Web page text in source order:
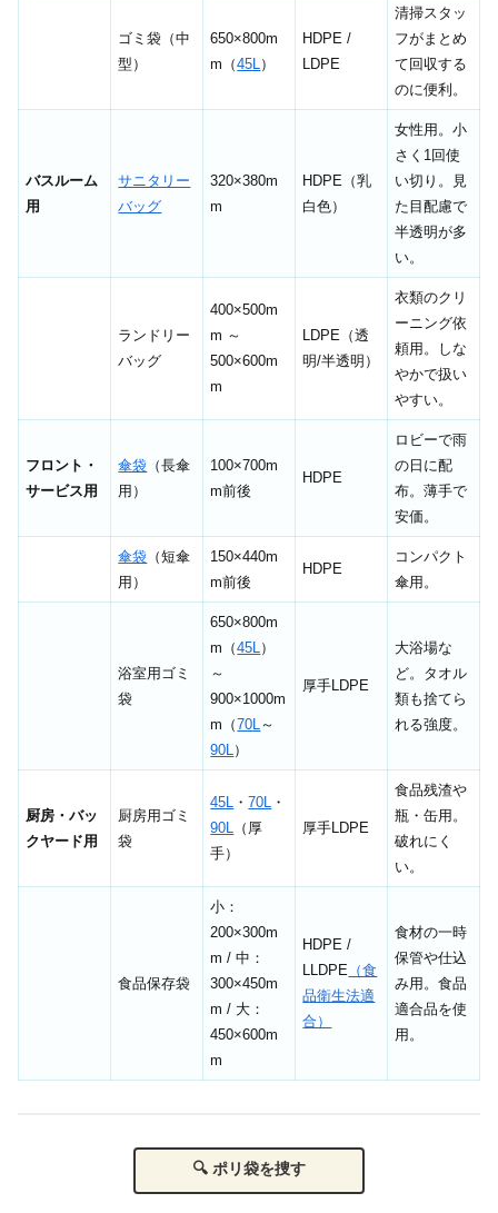
ゴミ袋（中
型）
650×800m
m（45L）
HDPE /
LDPE
清掃スタッ
フがまとめ
て回収する
のに便利。
バスルーム
用
サニタリー
バッグ
320×380m
m
HDPE（乳
白色）
女性用。小
さく1回使
い切り。見
た目配慮で
半透明が多
い。
ランドリー
バッグ
400×500m
m ～
500×600m
m
LDPE（透
明/半透明）
衣類のクリ
ーニング依
頼用。しな
やかで扱い
やすい。
フロント・
サービス用
傘袋 （長傘
用）
100×700m
m前後
HDPE
ロビーで雨
の日に配
布。薄手で
安価。
傘袋 （短傘
用）
150×440m
m前後
HDPE
コンパクト
傘用。
浴室用ゴミ
袋
650×800m
m（45L）
～
900×1000m
m（70L～
90L）
厚手LDPE
大浴場な
ど。タオル
類も捨てら
れる強度。
厨房・バッ
クヤード用
厨房用ゴミ
袋
45L ・70L ・
90L （厚
手）
厚手LDPE
食品残渣や
瓶・缶用。
破れにく
い。
食品保存袋
小：
200×300m
m / 中：
300×450m
m / 大：
450×600m
m
HDPE /
LLDPE （食
品衛生法適
合）
食材の一時
保管や仕込
み用。食品
適合品を使
用。
🔍 ポリ袋を捜す